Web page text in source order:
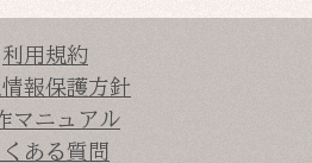
利用規約
報保護方針
マニュアル
くある質問